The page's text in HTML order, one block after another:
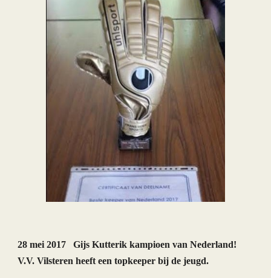
28 mei 2017   Gijs Kutterik kampioen van Nederland!
V.V. Vilsteren heeft een topkeeper bij de jeugd.